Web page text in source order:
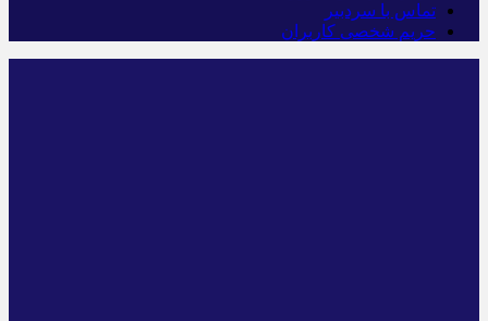
تماس با سردبیر
حریم شخصی کاربران